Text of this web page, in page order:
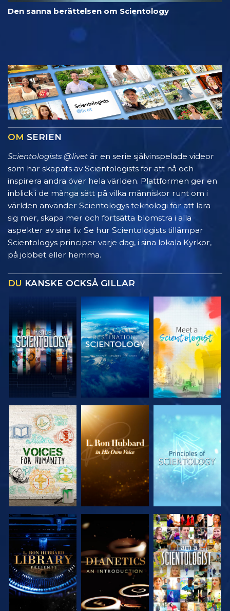
Den sanna berättelsen om Scientology
OM SERIEN
Scientologists @livet är en serie självinspelade videor
som har skapats av Scientologists för att nå och
inspirera andra över hela världen. Plattformen ger en
inblick i de många sätt på vilka människor runt om i
världen använder Scientologys teknologi för att lära
sig mer, skapa mer och fortsätta blomstra i alla
aspekter av sina liv. Se hur Scientologists tillämpar
Scientologys principer varje dag, i sina lokala Kyrkor,
på jobbet eller hemma.
DU KANSKE OCKSÅ GILLAR
UTFORSKA
SERIEN
UTFORSKA
SERIEN
UTFORSKA
SERIEN
UTFORSKA
SERIEN
UTFORSKA
SERIEN
TITTA